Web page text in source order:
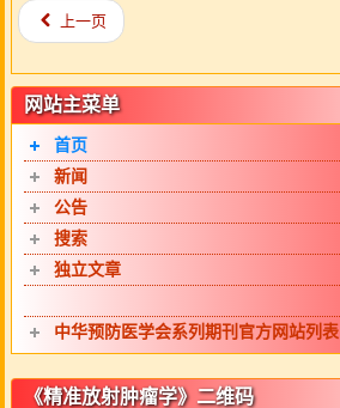
上一页
网站主菜单
首页
新闻
公告
搜索
独立文章
中华预防医学会系列期刊官方网站列表
《精准放射肿瘤学》二维码